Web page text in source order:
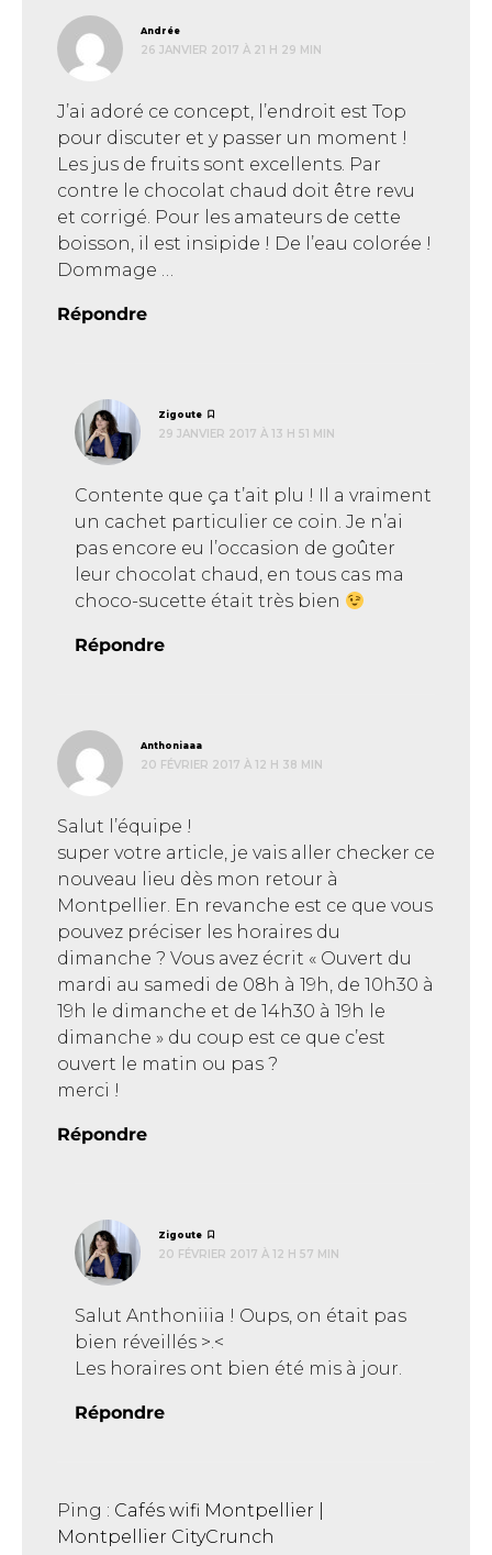
Andrée
26 JANVIER 2017 À 21 H 29 MIN
J’ai adoré ce concept, l’endroit est Top
pour discuter et y passer un moment !
Les jus de fruits sont excellents. Par
contre le chocolat chaud doit être revu
et corrigé. Pour les amateurs de cette
boisson, il est insipide ! De l’eau colorée !
Dommage …
Répondre
Zigoute
29 JANVIER 2017 À 13 H 51 MIN
Contente que ça t’ait plu ! Il a vraiment
un cachet particulier ce coin. Je n’ai
pas encore eu l’occasion de goûter
leur chocolat chaud, en tous cas ma
choco-sucette était très bien
Répondre
Anthoniaaa
20 FÉVRIER 2017 À 12 H 38 MIN
Salut l’équipe !
super votre article, je vais aller checker ce
nouveau lieu dès mon retour à
Montpellier. En revanche est ce que vous
pouvez préciser les horaires du
dimanche ? Vous avez écrit « Ouvert du
mardi au samedi de 08h à 19h, de 10h30 à
19h le dimanche et de 14h30 à 19h le
dimanche » du coup est ce que c’est
ouvert le matin ou pas ?
merci !
Répondre
Zigoute
20 FÉVRIER 2017 À 12 H 57 MIN
Salut Anthoniiia ! Oups, on était pas
bien réveillés >.<
Les horaires ont bien été mis à jour.
Répondre
Ping : Cafés wifi Montpellier |
Montpellier CityCrunch